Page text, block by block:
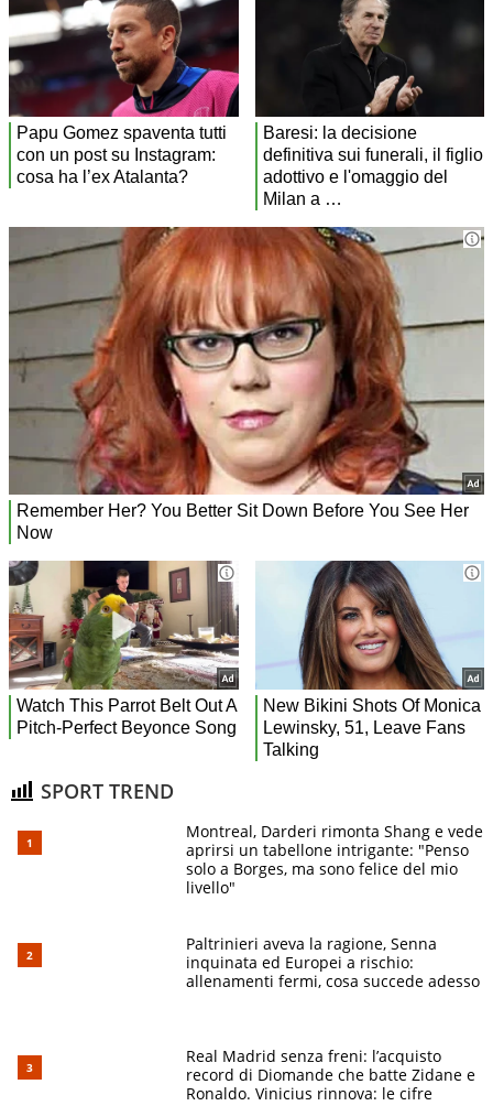
SPORT TREND
Montreal, Darderi rimonta Shang e vede
aprirsi un tabellone intrigante: "Penso
solo a Borges, ma sono felice del mio
livello"
Paltrinieri aveva la ragione, Senna
inquinata ed Europei a rischio:
allenamenti fermi, cosa succede adesso
Real Madrid senza freni: l’acquisto
record di Diomande che batte Zidane e
Ronaldo. Vinicius rinnova: le cifre